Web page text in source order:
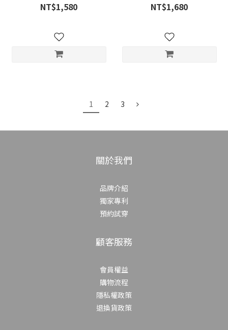
NT$1,580 NT$1,680
1 2 3
關於我們
品牌介紹
獨家專利
預約試穿
顧客服務
會員權益
購物流程
隱私權政策
退換貨政策